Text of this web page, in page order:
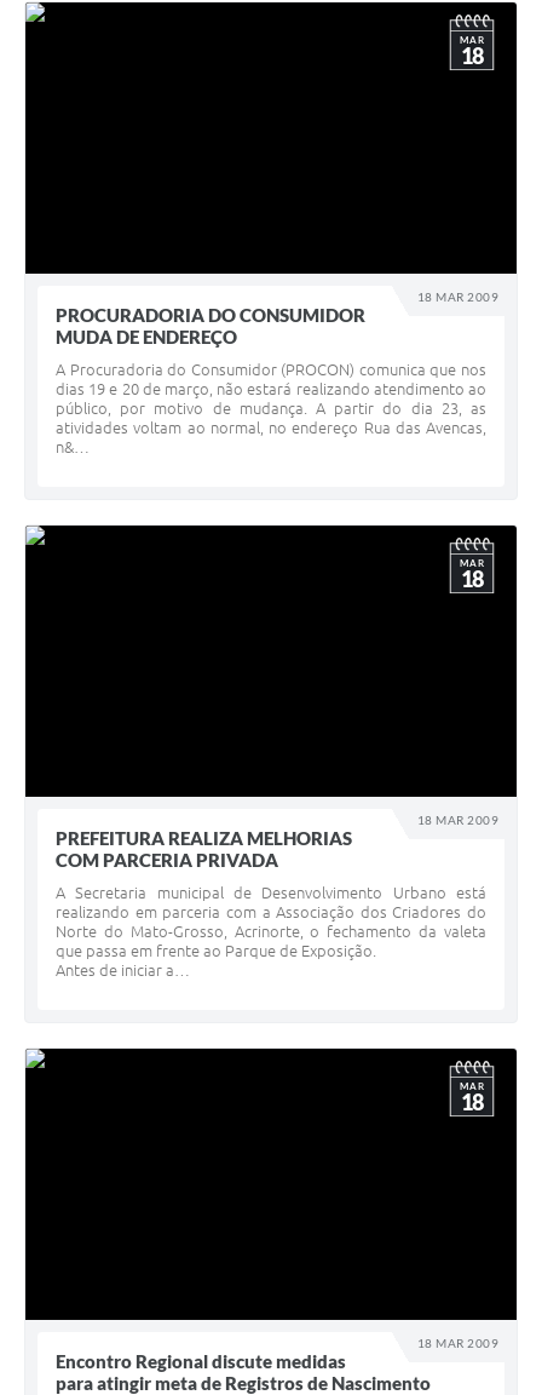
18 MAR 2009
MAR
18
PROCURADORIA DO CONSUMIDOR
MUDA DE ENDEREÇO
A Procuradoria do Consumidor (PROCON) comunica que nos
dias 19 e 20 de março, não estará realizando atendimento ao
público, por motivo de mudança. A partir do dia 23, as
atividades voltam ao normal, no endereço Rua das Avencas,
n&…
18 MAR 2009
MAR
18
PREFEITURA REALIZA MELHORIAS
COM PARCERIA PRIVADA
A Secretaria municipal de Desenvolvimento Urbano está
realizando em parceria com a Associação dos Criadores do
Norte do Mato-Grosso, Acrinorte, o fechamento da valeta
que passa em frente ao Parque de Exposição.
Antes de iniciar a…
18 MAR 2009
MAR
18
Encontro Regional discute medidas
para atingir meta de Registros de Nascimento